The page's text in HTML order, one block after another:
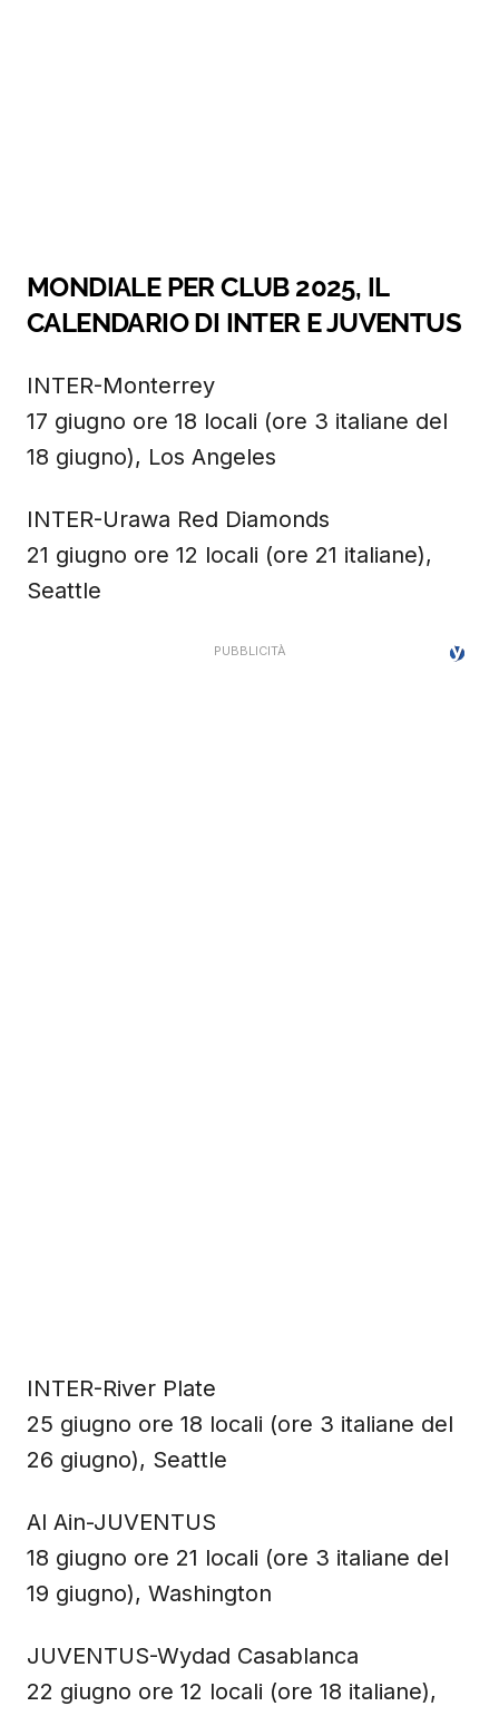
MONDIALE PER CLUB 2025, IL
CALENDARIO DI INTER E JUVENTUS
INTER-Monterrey
17 giugno ore 18 locali (ore 3 italiane del
18 giugno), Los Angeles
INTER-Urawa Red Diamonds
21 giugno ore 12 locali (ore 21 italiane),
Seattle
INTER-River Plate
25 giugno ore 18 locali (ore 3 italiane del
26 giugno), Seattle
Al Ain-JUVENTUS
18 giugno ore 21 locali (ore 3 italiane del
19 giugno), Washington
JUVENTUS-Wydad Casablanca
22 giugno ore 12 locali (ore 18 italiane),